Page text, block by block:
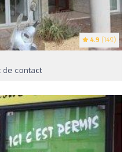
4.9 (149)
de contact